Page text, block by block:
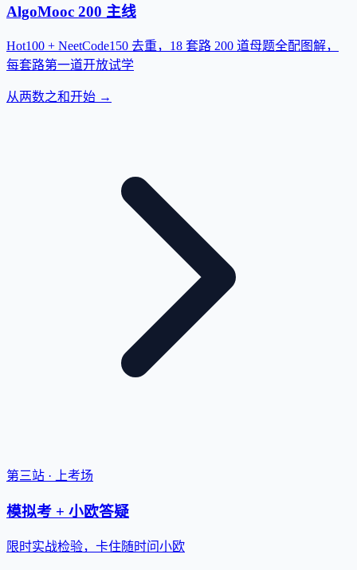
AlgoMooc 200 主线
Hot100 + NeetCode150 去重，18 套路 200 道母题全配图解，
每套路第一道开放试学
从两数之和开始 →
第三站 · 上考场
模拟考 + 小欧答疑
限时实战检验，卡住随时问小欧